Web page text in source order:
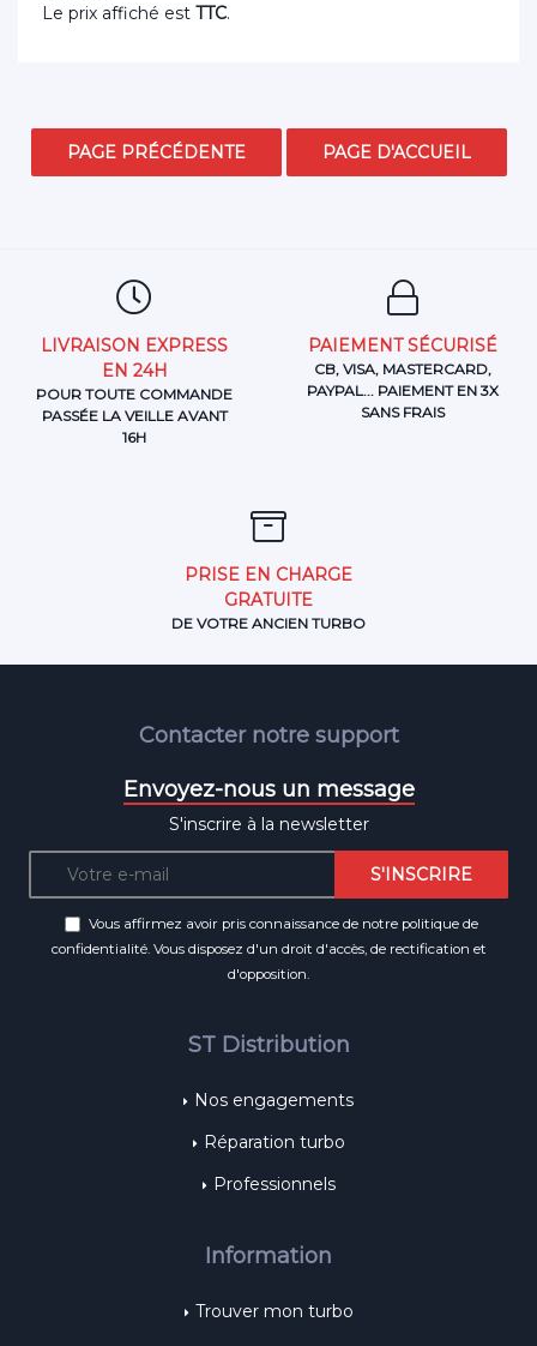
Le prix affiché est TTC.
LIVRAISON EXPRESS
EN 24H
POUR TOUTE COMMANDE
PASSÉE LA VEILLE AVANT
16H
PAIEMENT SÉCURISÉ
CB, VISA, MASTERCARD,
PAYPAL... PAIEMENT EN 3X
SANS FRAIS
PRISE EN CHARGE
GRATUITE
DE VOTRE ANCIEN TURBO
Contacter notre support
Envoyez-nous un message
S'inscrire à la newsletter
Vous affirmez avoir pris connaissance de notre politique de
confidentialité. Vous disposez d'un droit d'accès, de rectification et
d'opposition.
ST Distribution
Nos engagements
Réparation turbo
Professionnels
Information
Trouver mon turbo